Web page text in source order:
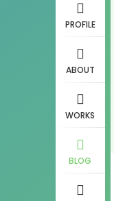
PROFILE
ABOUT
WORKS
BLOG